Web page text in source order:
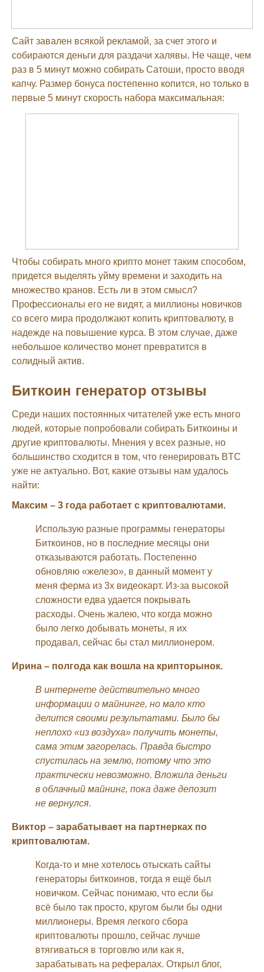
Сайт завален всякой рекламой, за счет этого и
собираются деньги для раздачи халявы. Не чаще, чем
раз в 5 минут можно собирать Сатоши, просто вводя
капчу. Размер бонуса постепенно копится, но только в
первые 5 минут скорость набора максимальная:
Чтобы собирать много крипто монет таким способом,
придется выделять уйму времени и заходить на
множество кранов. Есть ли в этом смысл?
Профессионалы его не видят, а миллионы новичков
со всего мира продолжают копить криптовалюту, в
надежде на повышение курса. В этом случае, даже
небольшое количество монет превратится в
солидный актив.
Биткоин генератор отзывы
Среди наших постоянных читателей уже есть много
людей, которые попробовали собирать Биткоины и
другие криптовалюты. Мнения у всех разные, но
большинство сходится в том, что генерировать BTC
уже не актуально. Вот, какие отзывы нам удалось
найти:
Максим – 3 года работает с криптовалютами.
Использую разные программы генераторы
Биткоинов, но в последние месяцы они
отказываются работать. Постепенно
обновляю «железо», в данный момент у
меня ферма из 3х видеокарт. Из-за высокой
сложности едва удается покрывать
расходы. Очень жалею, что когда можно
было легко добывать монеты, я их
продавал, сейчас бы стал миллионером.
Ирина – полгода как вошла на крипторынок.
В интернете действительно много
информации о майнинге, но мало кто
делится своими результатами. Было бы
неплохо «из воздуха» получить монеты,
сама этим загорелась. Правда быстро
спустилась на землю, потому что это
практически невозможно. Вложила деньги
в облачный майнинг, пока даже депозит
не вернулся.
Виктор – зарабатывает на партнерках по
криптовалютам.
Когда-то и мне хотелось отыскать сайты
генераторы биткоинов, тогда я ещё был
новичком. Сейчас понимаю, что если бы
всё было так просто, кругом были бы одни
миллионеры. Время легкого сбора
криптовалюты прошло, сейчас лучше
втягиваться в торговлю или как я,
зарабатывать на рефералах. Открыл блог,